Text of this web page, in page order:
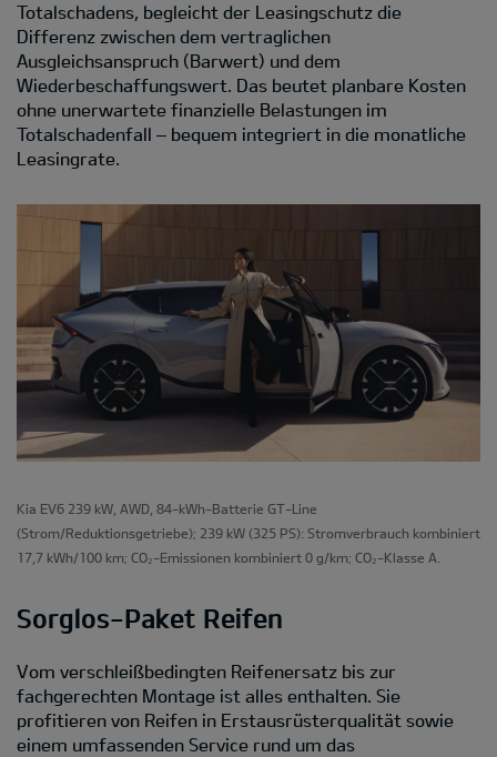
Totalschadens, begleicht der Leasingschutz die
Differenz zwischen dem vertraglichen
Ausgleichsanspruch (Barwert) und dem
Wiederbeschaffungswert. Das beutet planbare Kosten
ohne unerwartete finanzielle Belastungen im
Totalschadenfall – bequem integriert in die monatliche
Leasingrate.
Kia EV6 239 kW, AWD, 84-kWh-Batterie GT-Line
(Strom/Reduktionsgetriebe); 239 kW (325 PS): Stromverbrauch kombiniert
17,7 kWh/100 km; CO₂-Emissionen kombiniert 0 g/km; CO₂-Klasse A.
Sorglos-Paket Reifen
Vom verschleißbedingten Reifenersatz bis zur
fachgerechten Montage ist alles enthalten. Sie
profitieren von Reifen in Erstausrüsterqualität sowie
einem umfassenden Service rund um das